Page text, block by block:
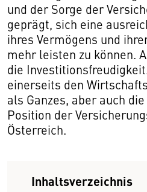
und der Sorge der
geprägt, sich eine
ihres Vermögens und
mehr leisten zu können.
die
einerseits den
als Ganzes, aber auch
Position der
Österreich.
Inhaltsverzeichnis